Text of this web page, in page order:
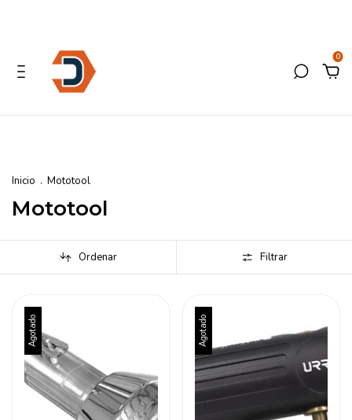
0
Inicio . Mototool
Mototool
Ordenar Filtrar
Agotado Agotado